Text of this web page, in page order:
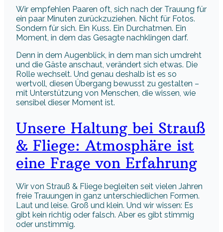
Wir empfehlen Paaren oft, sich nach der Trauung für
ein paar Minuten zurückzuziehen. Nicht für Fotos.
Sondern für sich. Ein Kuss. Ein Durchatmen. Ein
Moment, in dem das Gesagte nachklingen darf.
Denn in dem Augenblick, in dem man sich umdreht
und die Gäste anschaut, verändert sich etwas. Die
Rolle wechselt. Und genau deshalb ist es so
wertvoll, diesen Übergang bewusst zu gestalten –
mit Unterstützung von Menschen, die wissen, wie
sensibel dieser Moment ist.
Unsere Haltung bei Strauß
& Fliege: Atmosphäre ist
eine Frage von Erfahrung
Wir von Strauß & Fliege begleiten seit vielen Jahren
freie Trauungen in ganz unterschiedlichen Formen.
Laut und leise. Groß und klein. Und wir wissen: Es
gibt kein richtig oder falsch. Aber es gibt stimmig
oder unstimmig.